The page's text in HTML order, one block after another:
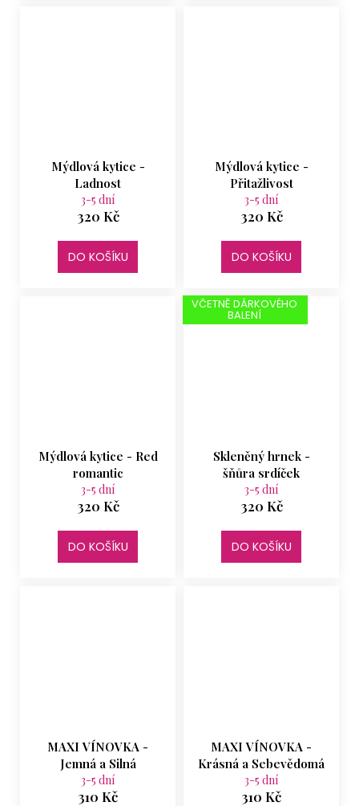
Mýdlová kytice -
Ladnost
3-5 dní
320 Kč
DO KOŠÍKU
Mýdlová kytice -
Přitažlivost
3-5 dní
320 Kč
DO KOŠÍKU
Mýdlová kytice - Red
romantic
3-5 dní
320 Kč
DO KOŠÍKU
VČETNĚ DÁRKOVÉHO
BALENÍ
Skleněný hrnek -
šňůra srdíček
3-5 dní
320 Kč
DO KOŠÍKU
MAXI VÍNOVKA -
Jemná a Silná
3-5 dní
310 Kč
MAXI VÍNOVKA -
Krásná a Sebevědomá
3-5 dní
310 Kč